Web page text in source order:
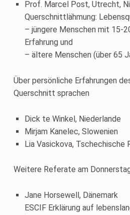
Prof. Marcel Post, Utrecht,
Querschnittlähmung:
– jüngere Menschen mit 15-
Erfahrung und
– ältere Menschen (über 65
Über persönliche Erfahrungen
Querschnitt sprachen
Dick te Winkel, Niederlande
Mirjam Kanelec, Slowenien
Lia Vasickova, Tschechische
Weitere Referate am
Jane Horsewell, Dänemark
ESCIF Erklärung auf